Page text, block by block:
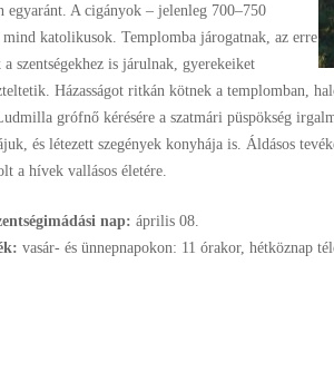
egyaránt. A cigányok – jelenleg 700–750
mind katolikusok. Templomba járogatnak, az erre
szentségekhez is járulnak, gyerekeiket
Házasságot ritkán kötnek a templomban,
grófnő kérésére a szatmári püspökség
és létezett szegények konyhája is. Áldásos
a hívek vallásos életére.
nap: április 08.
vasár- és ünnepnapokon: 11 órakor, hétköznap